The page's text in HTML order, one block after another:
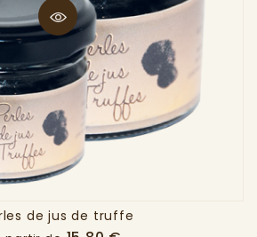
de jus de truffe